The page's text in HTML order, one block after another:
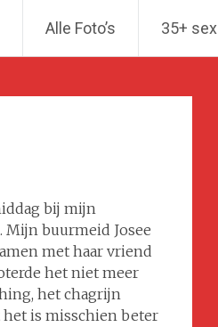
Alle Foto’s 35+ sex
bij mijn
buurmeid Josee
met haar vriend
het niet meer
het chagrijn
het is misschien beter